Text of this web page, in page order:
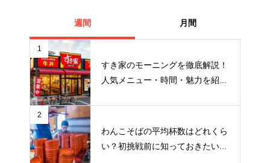
週間 月間
1
すき家のモーニングを徹底解説！
人気メニュー・時間・魅力を紹...
2
わんこそばの平均杯数はどれくら
い？初挑戦前に知っておきたい...